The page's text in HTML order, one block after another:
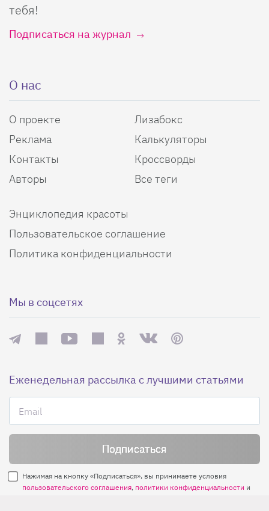
тебя!
Подписаться на журнал
О нас
О проекте
Реклама
Контакты
Авторы
Лизабокс
Калькуляторы
Кроссворды
Все теги
Энциклопедия красоты
Пользовательское соглашение
Политика конфиденциальности
Мы в соцсетях
Еженедельная рассылка с лучшими статьями
Нажимая на кнопку «Подписаться», вы принимаете условия
пользовательского соглашения, политики конфиденциальности и